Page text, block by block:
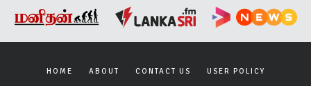
HOME ABOUT CONTACT US USER POLICY